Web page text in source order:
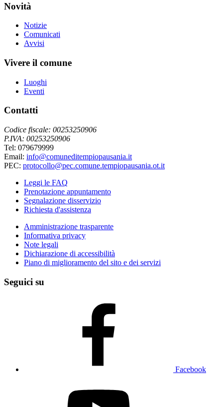
Novità
Notizie
Comunicati
Avvisi
Vivere il comune
Luoghi
Eventi
Contatti
Codice fiscale: 00253250906
P.IVA: 00253250906
Tel: 079679999
Email: info@comuneditempiopausania.it
PEC: protocollo@pec.comune.tempiopausania.ot.it
Leggi le FAQ
Prenotazione appuntamento
Segnalazione disservizio
Richiesta d'assistenza
Amministrazione trasparente
Informativa privacy
Note legali
Dichiarazione di accessibilità
Piano di miglioramento del sito e dei servizi
Seguici su
Facebook